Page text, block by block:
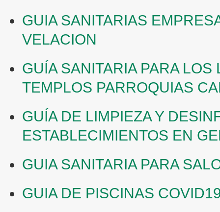
GUIA SANITARIAS
VELACION
GUÍA SANITARIA PARA
TEMPLOS PARROQUIAS
GUÍA DE LIMPIEZA Y
ESTABLECIMIENTOS EN
GUIA SANITARIA PARA
GUIA DE PISCINAS